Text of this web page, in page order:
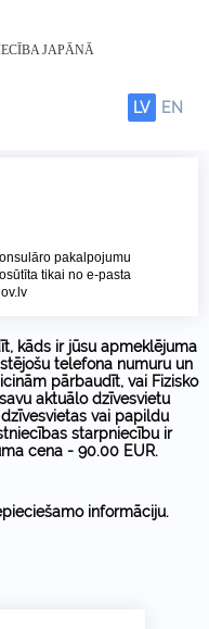
JAPĀNĀ
LV EN
pakalpojumu
tikai no e-pasta
kāds ir jūsu apmeklējuma
telefona numuru un
pārbaudīt, vai Fizisko
aktuālo dzīvesvietu
vai papildu
starpniecību ir
cena - 90.00 EUR.
informāciju.